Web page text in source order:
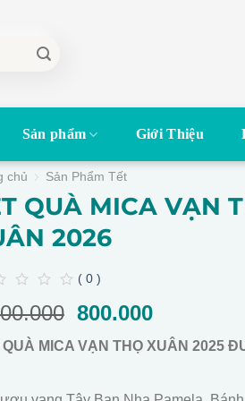
Sản phẩm Giới Thiệu
chủ Sản Phẩm Tết
QUÀ MICA VẠN
2026
( 0 )
Giá
gốc
là:
800.000
hiện
tại
QUÀ MICA VẠN THỌ XUÂN 2025